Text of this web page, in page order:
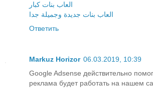
العاب بنات كبار
العاب بنات جديدة وجميلة جدا
Ответить
Markuz Horizor 06.03.2019, 10:39
Google Adsense действительно
реклама будет работать на нашем